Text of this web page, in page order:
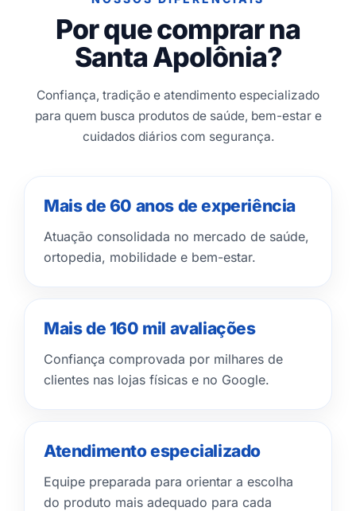
Por que comprar na
Santa Apolônia?
Confiança, tradição e atendimento especializado
para quem busca produtos de saúde, bem-estar e
cuidados diários com segurança.
Mais de 60 anos de experiência
Atuação consolidada no mercado de saúde,
ortopedia, mobilidade e bem-estar.
Mais de 160 mil avaliações
Confiança comprovada por milhares de
clientes nas lojas físicas e no Google.
Atendimento especializado
Equipe preparada para orientar a escolha
do produto mais adequado para cada